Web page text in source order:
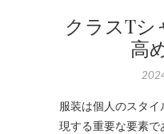
クラスTシ
高
服装は個人のスタ
現する重要な要素